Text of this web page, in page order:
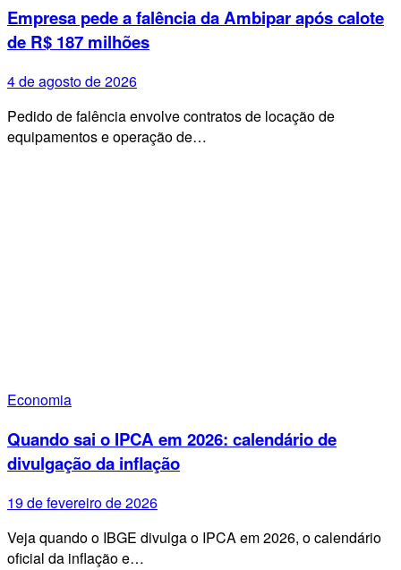
Empresa pede a falência da Ambipar após calote
de R$ 187 milhões
4 de agosto de 2026
Pedido de falência envolve contratos de locação de
equipamentos e operação de…
Economia
Quando sai o IPCA em 2026: calendário de
divulgação da inflação
19 de fevereiro de 2026
Veja quando o IBGE divulga o IPCA em 2026, o calendário
oficial da inflação e…